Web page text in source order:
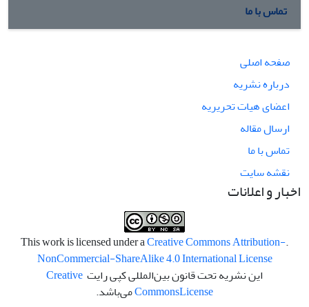
تماس با ما
صفحه اصلی
درباره نشریه
اعضای هیات تحریریه
ارسال مقاله
تماس با ما
نقشه سایت
اخبار و اعلانات
.This work is licensed under a
Creative Commons Attribution-
NonCommercial-ShareAlike 4.0 International License
این نشریه تحت قانون بین‌المللی کپی رایت Creative
CommonsLicense می‌باشد.